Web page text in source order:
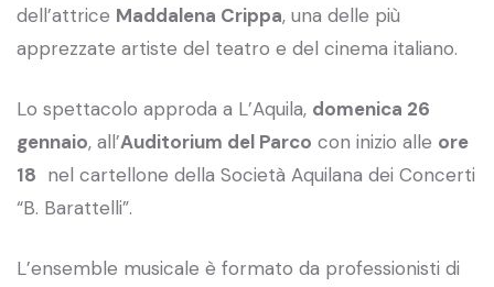
dell’attrice Maddalena Crippa, una delle più
apprezzate artiste del teatro e del cinema italiano.
Lo spettacolo approda a L’Aquila, domenica 26
gennaio, all’Auditorium del Parco con inizio alle ore
18 nel cartellone della Società Aquilana dei Concerti
“B. Barattelli”.
L’ensemble musicale è formato da professionisti di